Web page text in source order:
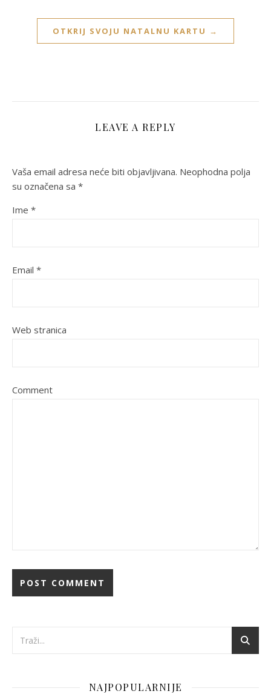
OTKRIJ SVOJU NATALNU KARTU →
LEAVE A REPLY
Vaša email adresa neće biti objavljivana. Neophodna polja
su označena sa *
Ime *
Email *
Web stranica
Comment
NAJPOPULARNIJE